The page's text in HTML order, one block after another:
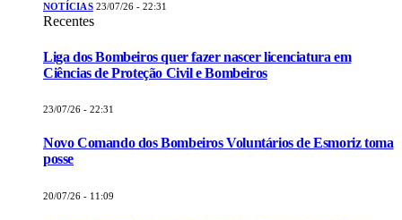
NOTÍCIAS 23/07/26 - 22:31
Recentes
Liga dos Bombeiros quer fazer nascer licenciatura em
Ciências de Proteção Civil e Bombeiros
23/07/26 - 22:31
Novo Comando dos Bombeiros Voluntários de Esmoriz toma
posse
20/07/26 - 11:09